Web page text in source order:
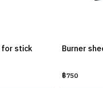
stick
Burner
฿750